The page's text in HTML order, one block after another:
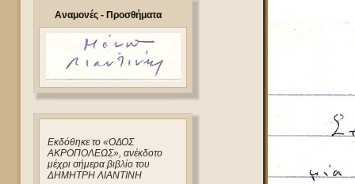
Αναμονές - Προσθήματα
Eκδόθηκε το «ΟΔΟΣ
ΑΚΡΟΠΟΛΕΩΣ», ανέκδοτο
μέχρι σήμερα βιβλίο του
ΔΗΜΗΤΡΗ ΛΙΑΝΤΙΝΗ